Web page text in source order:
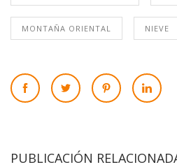
MONTAÑA ORIENTAL NIEVE
PUBLICACIÓN